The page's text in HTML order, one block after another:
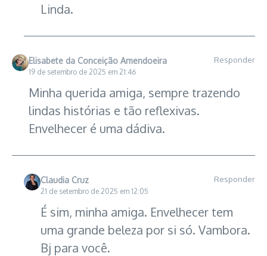
Linda.
Elisabete da Conceição Amendoeira
19 de setembro de 2025 em 21:46
Responder
Minha querida amiga, sempre trazendo
lindas histórias e tão reflexivas.
Envelhecer é uma dádiva.
Claudia Cruz
21 de setembro de 2025 em 12:05
Responder
É sim, minha amiga. Envelhecer tem
uma grande beleza por si só. Vambora.
Bj para você.